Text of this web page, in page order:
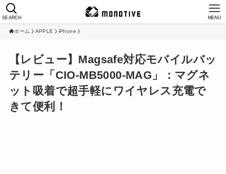
SEARCH MENU
ホーム APPLE iPhone
【レビュー】Magsafe対応モバイルバッ
テリー「CIO-MB5000-MAG」：マグネ
ット吸着で超手軽にワイヤレス充電で
きて便利！